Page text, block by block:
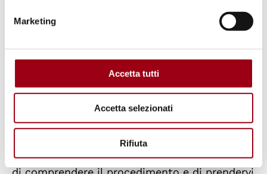
Marketing
Accetta tutti
Accetta selezionati
Rifiuta
la loro età
e il grado di maturità hanno impedito una
partecipazione efficace alla propria difesa. La
dell’età, del livello di maturità e capacità
modo da promuovere la capacità del minore